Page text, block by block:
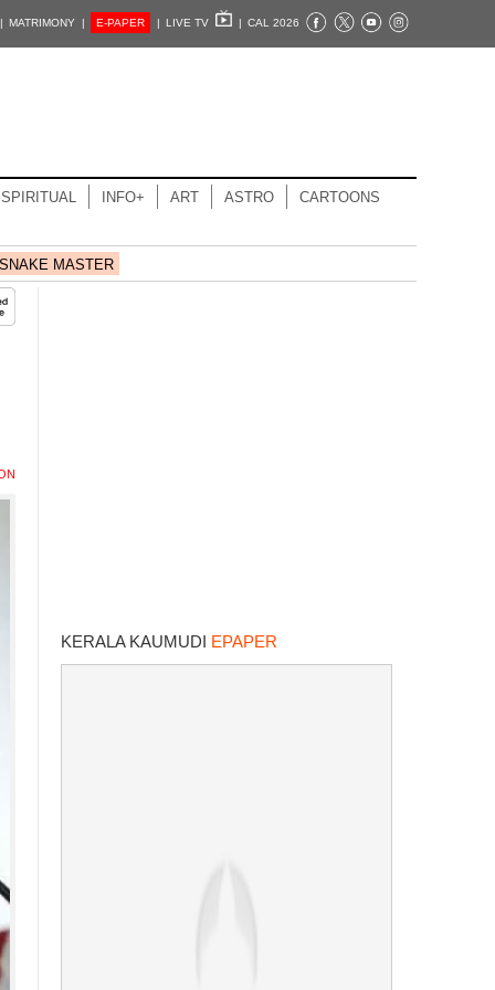
MATRIMONY | E-PAPER | LIVE TV | CAL 2026
SPIRITUAL INFO+ ART ASTRO CARTOONS
MASTER
KERALA KAUMUDI EPAPER